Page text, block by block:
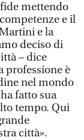
mettendo
e il
e la
deciso di
– dice
professione è
nel mondo
fatto sua
tempo. Qui
città».